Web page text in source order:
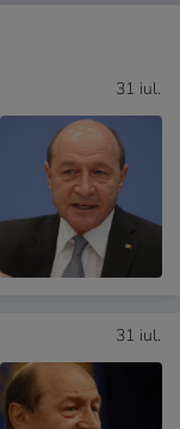
31 iul.
31 iul.